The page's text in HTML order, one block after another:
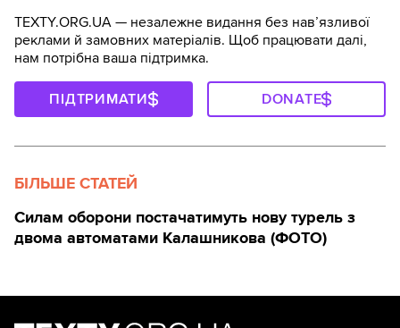
TEXTY.ORG.UA — незалежне видання без навʼязливої
реклами й замовних матеріалів. Щоб працювати далі,
нам потрібна ваша підтримка.
ПІДТРИМАТИ DONATE
БІЛЬШЕ СТАТЕЙ
Силам оборони постачатимуть нову турель з
двома автоматами Калашникова (ФОТО)